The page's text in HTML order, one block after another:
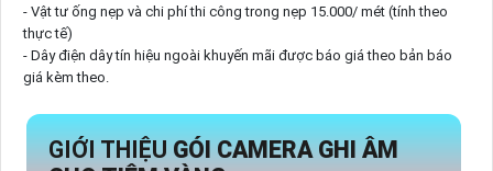
- Vật tư ống nẹp và chi phí thi công trong nẹp 15.000/ mét (tính theo
thực tế)
- Dây điện dây tín hiệu ngoài khuyến mãi được báo giá theo bản báo
giá kèm theo.
GIỚI THIỆUGÓI CAMERA GHI ÂM